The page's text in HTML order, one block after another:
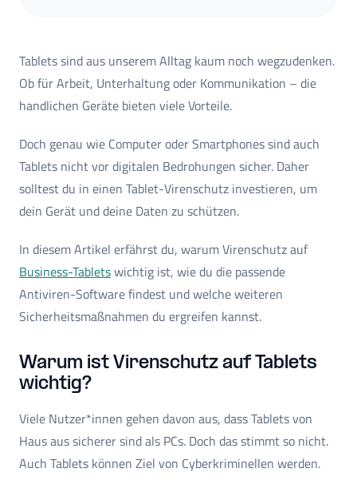
Tablets sind aus unserem Alltag kaum noch wegzudenken.
Ob für Arbeit, Unterhaltung oder Kommunikation – die
handlichen Geräte bieten viele Vorteile.
Doch genau wie Computer oder Smartphones sind auch
Tablets nicht vor digitalen Bedrohungen sicher. Daher
solltest du in einen Tablet-Virenschutz investieren, um
dein Gerät und deine Daten zu schützen.
In diesem Artikel erfährst du, warum Virenschutz auf
Business-Tabletswichtig ist, wie du die passende
Antiviren-Software findest und welche weiteren
Sicherheitsmaßnahmen du ergreifen kannst.
Warum ist Virenschutz auf Tablets
wichtig?
Viele Nutzer*innen gehen davon aus, dass Tablets von
Haus aus sicherer sind als PCs. Doch das stimmt so nicht.
Auch Tablets können Ziel von Cyberkriminellen werden.